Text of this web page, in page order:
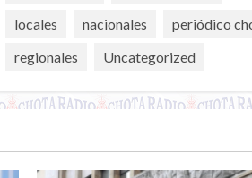
locales
nacionales
periódico
regionales
Uncategorized